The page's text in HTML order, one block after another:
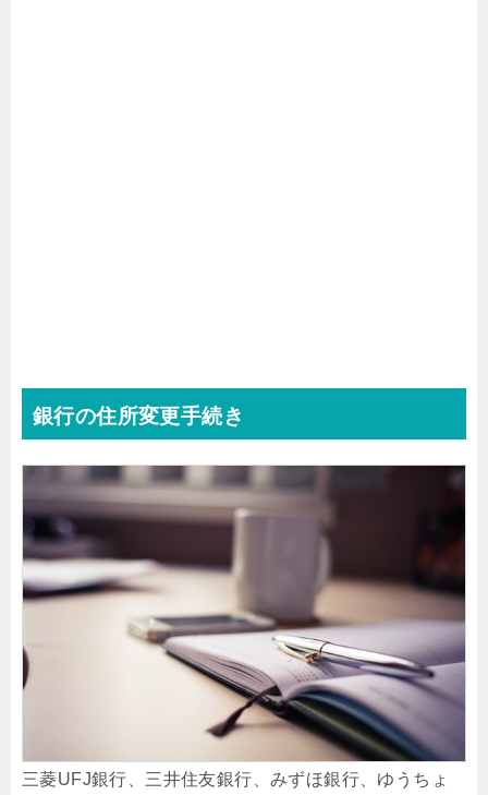
銀行の住所変更手続き
三菱UFJ銀行、三井住友銀行、みずほ銀行、ゆうちょ